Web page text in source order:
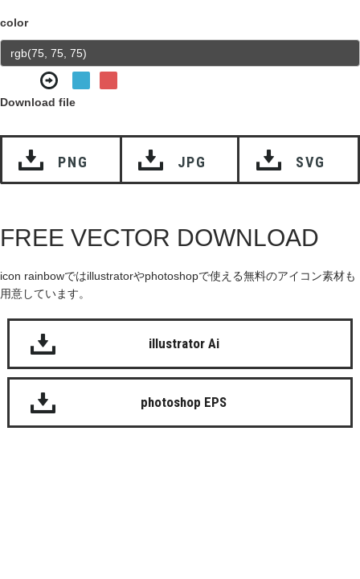
color
Download file
PNG JPG SVG
FREE VECTOR DOWNLOAD
icon rainbowではillustratorやphotoshopで使える無料のアイコン素材も
用意しています。
illustrator Ai
photoshop EPS